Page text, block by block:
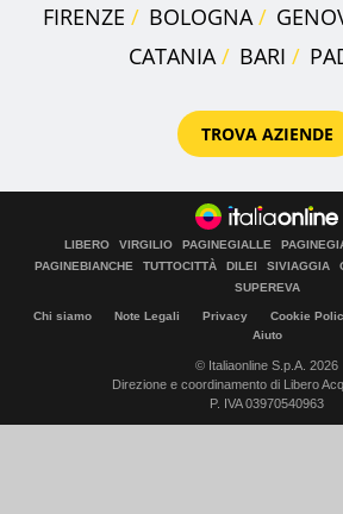
FIRENZE
BOLOGNA
CATANIA
BARI
TROVA AZIENDE
LIBERO VIRGILIO PAGINEGIALLE
PAGINEBIANCHE
TUTTOCITTÀ DILEI SIVIAGGIA
SUPEREVA
Chi siamo Note Legali Privacy Cookie
Aiuto
© Italiaonline S.p.A. 2026
Direzione e coordinamento di Libero
P. IVA 03970540963